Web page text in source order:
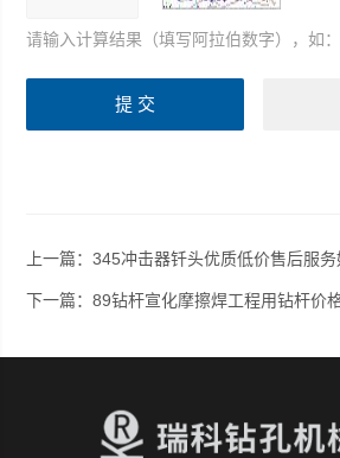
请输入计算结果（填写阿拉伯数字），如
上一篇：345冲击器钎头优质低价售后服务
下一篇：89钻杆宣化摩擦焊工程用钻杆价